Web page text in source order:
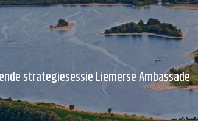
strategiesessie Liemerse Ambassade